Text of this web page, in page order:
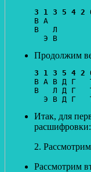
3 1 3 5 4 2
В А
В   Л
Продолжим
3 1 3 5 4 2
В А В Д Г
В   Л Д Г
Итак, для
2.
Рассмотрим